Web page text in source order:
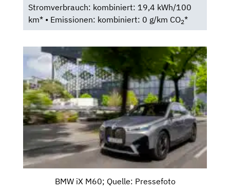
Stromverbrauch: kombiniert: 19,4 kWh/100
km* • Emissionen: kombiniert: 0 g/km CO2*
BMW iX M60; Quelle: Pressefoto